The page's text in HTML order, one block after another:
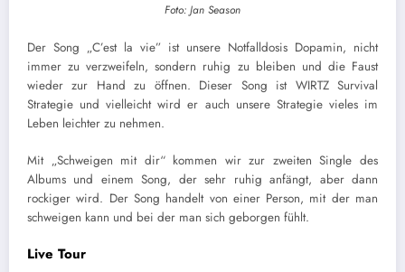
Foto: Jan Season
Der Song „C’est la vie” ist unsere Notfalldosis Dopamin, nicht
immer zu verzweifeln, sondern ruhig zu bleiben und die Faust
wieder zur Hand zu öffnen. Dieser Song ist WIRTZ Survival
Strategie und vielleicht wird er auch unsere Strategie vieles im
Leben leichter zu nehmen.
Mit „Schweigen mit dir“ kommen wir zur zweiten Single des
Albums und einem Song, der sehr ruhig anfängt, aber dann
rockiger wird. Der Song handelt von einer Person, mit der man
schweigen kann und bei der man sich geborgen fühlt.
Live Tour